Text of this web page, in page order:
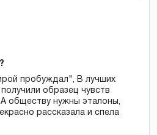
пробуждал", В лучших
образец чувств
обществу нужны эталоны,
рассказала и спела